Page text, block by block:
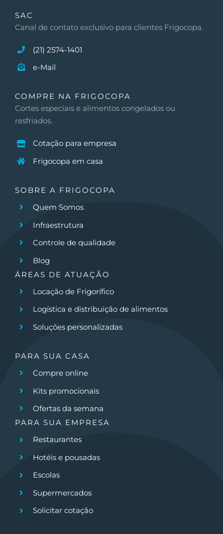
SAC
Canal de contato exclusivo para clientes Frigocopa.
(21) 2574-1401
e-Mail
COMPRE NA FRIGOCOPA
Cortes especiais e alimentos congelados ou
resfriados.
Cotação para empresa
Frigocopa em casa
SOBRE A FRIGOCOPA
Quem Somos
Infraestrutura
Controle de qualidade
Blog
ÁREAS DE ATUAÇÃO
Locação de Frigorífico
Logística e distribuição de alimentos
Soluções personalizadas
PARA SUA CASA
Compre online
Kits promocionais
Ofertas da semana
PARA SUA EMPRESA
Restaurantes
Hotéis e pousadas
Escolas
Supermercados
Solicitar cotação